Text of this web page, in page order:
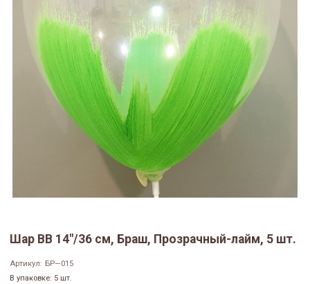
Шар ВВ 14"/36 см, Браш, Прозрачный-лайм, 5 шт.
Артикул: БР—015
В упаковке: 5 шт.